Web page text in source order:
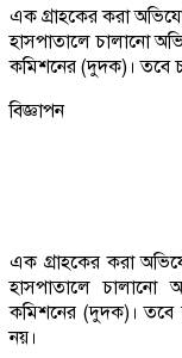
এক গ্রাহকের করা
হাসপাতালে চালানো
কমিশনের (দুদক)। তবে
বিজ্ঞাপন
এক গ্রাহকের করা
হাসপাতালে চালানো
কমিশনের (দুদক)।
নয়।